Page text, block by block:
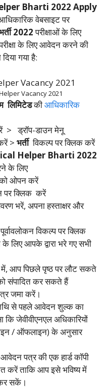
Bharti 2022 Apply
वेबसाइट पर
2022परीक्षाओं के लिए
के लिए आवेदन करने की
गया है:
Vacancy 2021
लिमिटेडकीआधिकारिक
> ड्रॉप-डाउन मेनू
> भर्तीविकल्प पर क्लिक करें
Helper Bharti 2022
के लिए
ओपन करें
क्लिक करें
भरें, अपना हस्ताक्षर और
विकल्प पर क्लिक
लिए आपके द्वारा भरे गए सभी
आप पिछले पृष्ठ पर लौट सकते
संपादित कर सकते हैं
जमा करें।
से पहले आवेदन शुल्क का
जेवीवीएनएल अधिकारियों
/ ऑफलाइन) के अनुसार
पत्र की एक हार्ड कॉपी
करें ताकि आप इसे भविष्य में
सकें।